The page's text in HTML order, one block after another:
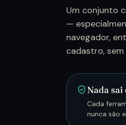
Um conjunto
—
navegador,
cadastro,
Nada
Cada
nunca são